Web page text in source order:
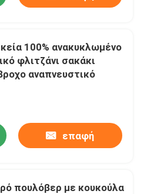
100% ανακυκλωμένο
φλιτζάνι σακάκι
αναπνευστικό
επαφή
πουλόβερ με κουκούλα